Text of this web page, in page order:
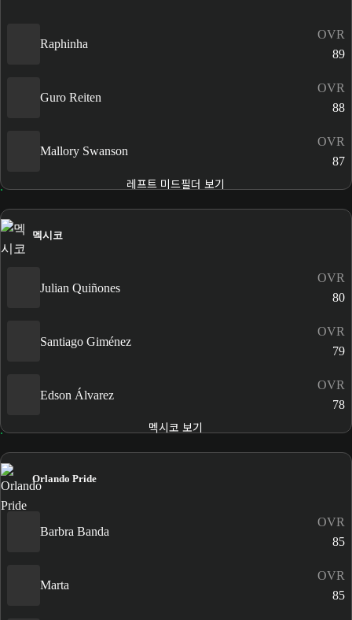
Raphinha
OVR
89
Guro Reiten
OVR
88
Mallory Swanson
OVR
87
레프트 미드필더 보기
멕시코
Julian Quiñones
OVR
80
Santiago Giménez
OVR
79
Edson Álvarez
OVR
78
멕시코 보기
Orlando Pride
Barbra Banda
OVR
85
Marta
OVR
85